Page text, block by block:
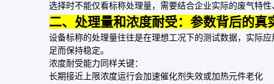
选择时不能仅看标称处理量，需要结合企业实际的废气特
二、处理量和浓度耐受：参数背后的真
设备标称的处理量往往是在理想工况下的测试数据，实际
足而保持稳定。
浓度耐受能力同样关键：
长期接近上限浓度运行会加速催化剂失效或加热元件老化